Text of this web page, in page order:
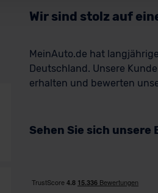
freiwillig erteilen. Nähere
Wir sind stolz auf
MeinAuto.de hat
Deutschland. Unsere
erhalten und bewerten
Sehen Sie sich unsere